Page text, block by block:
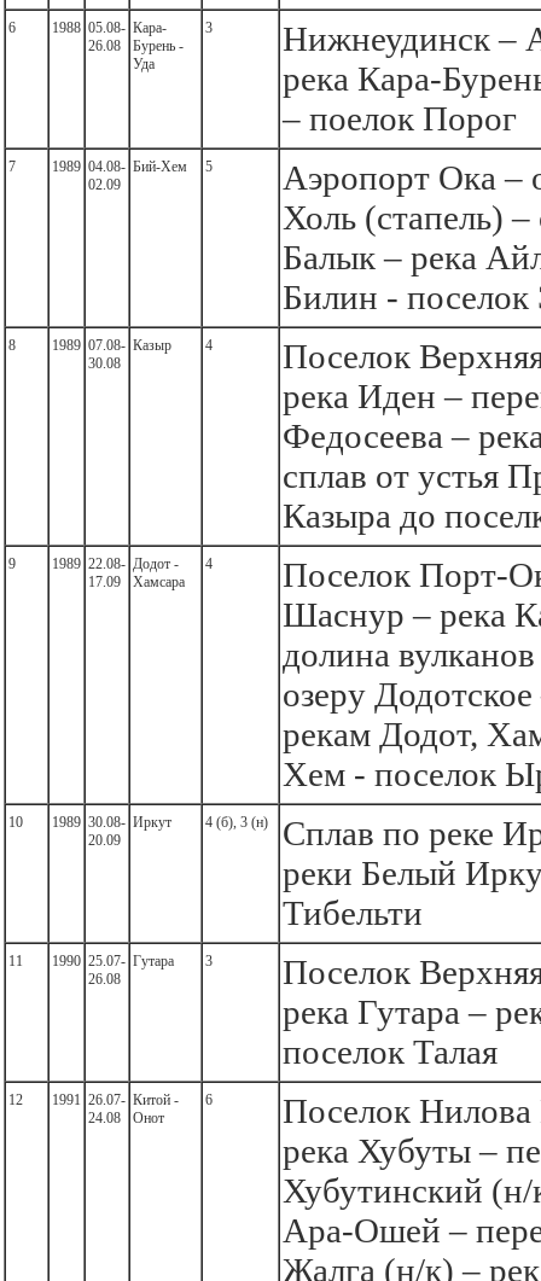
6 1988 05.08-
26.08
Кара-
Бурень -
Уда
3
Нижнеудинск –
река Кара-
– поелок Порог
7 1989 04.08-
02.09
Бий-Хем 5
Аэропорт Ока –
Холь (стапель)
Балык – река
Билин -
8 1989 07.08-
30.08
Казыр 4
Поселок
река Иден –
Федосеева –
сплав от устья
Казыра до
9 1989 22.08-
17.09
Додот -
Хамсара
4
Поселок Порт-
Шаснур – река
долина
озеру
рекам Додот,
Хем - поселок
10 1989 30.08-
20.09
Иркут 4 (б), 3 (н)
Сплав по реке
реки Белый
Тибельти
11 1990 25.07-
26.08
Гутара 3
Поселок
река Гутара –
поселок Талая
12 1991 26.07-
24.08
Китой -
Онот
6
Поселок
река Хубуты –
Хубутинский (н/
Ара-Ошей –
Жалга (н/к) –